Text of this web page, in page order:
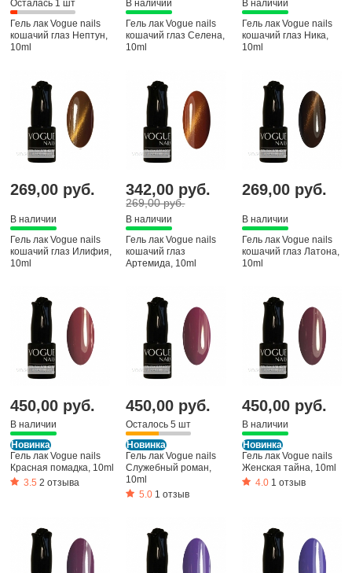
Осталась 1 шт
Гель лак Vogue nails
кошачий глаз Нептун,
10ml
В наличии
Гель лак Vogue nails
кошачий глаз Селена,
10ml
В наличии
Гель лак Vogue nails
кошачий глаз Ника,
10ml
269,00 руб.
В наличии
Гель лак Vogue nails
кошачий глаз Илифия,
10ml
342,00 руб.
269,00 руб.
В наличии
Гель лак Vogue nails
кошачий глаз
Артемида, 10ml
269,00 руб.
В наличии
Гель лак Vogue nails
кошачий глаз Латона,
10ml
450,00 руб.
В наличии
Новинка
Гель лак Vogue nails
Красная помадка, 10ml
3.5 2 отзыва
450,00 руб.
Осталось 5 шт
Новинка
Гель лак Vogue nails
Служебный роман,
10ml
5.0 1 отзыв
450,00 руб.
В наличии
Новинка
Гель лак Vogue nails
Женская тайна, 10ml
4.01 отзыв